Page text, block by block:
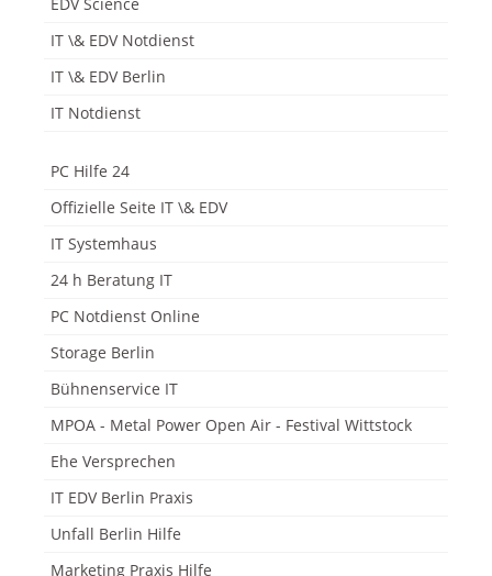
IT \& EDV Notdienst
IT \& EDV Berlin
IT Notdienst
PC Hilfe 24
Offizielle Seite IT \& EDV
IT Systemhaus
24 h Beratung IT
PC Notdienst Online
Storage Berlin
Bühnenservice IT
MPOA - Metal Power Open Air - Festival Wittstock
Ehe Versprechen
IT EDV Berlin Praxis
Unfall Berlin Hilfe
Marketing Praxis Hilfe